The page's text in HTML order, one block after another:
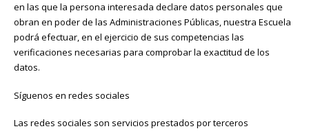
en las que la persona interesada declare datos personales que
obran en poder de las Administraciones Públicas, nuestra Escuela
podrá efectuar, en el ejercicio de sus competencias las
verificaciones necesarias para comprobar la exactitud de los
datos.
Síguenos en redes sociales
Las redes sociales son servicios prestados por terceros